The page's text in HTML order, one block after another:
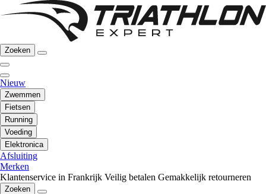
Zoeken
Nieuw
Zwemmen
Fietsen
Running
Voeding
Elektronica
Afsluiting
Merken
Klantenservice in Frankrijk Veilig betalen Gemakkelijk retourneren
Zoeken